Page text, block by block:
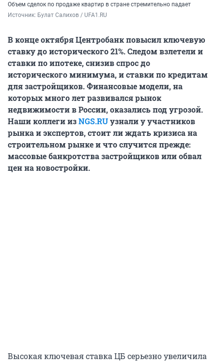
Объем сделок по продаже квартир в стране стремительно падает
Источник: Булат Салихов / UFA1.RU
В конце октября Центробанк повысил ключевую
ставку до исторического 21%. Следом взлетели и
ставки по ипотеке, снизив спрос до
исторического минимума, и ставки по кредитам
для застройщиков. Финансовые модели, на
которых много лет развивался рынок
недвижимости в России, оказались под угрозой.
Наши коллеги изNGS.RUузнали у участников
рынка и экспертов, стоит ли ждать кризиса на
строительном рынке и что случится прежде:
массовые банкротства застройщиков или обвал
цен на новостройки.
Высокая ключевая ставка ЦБ серьезно увеличила